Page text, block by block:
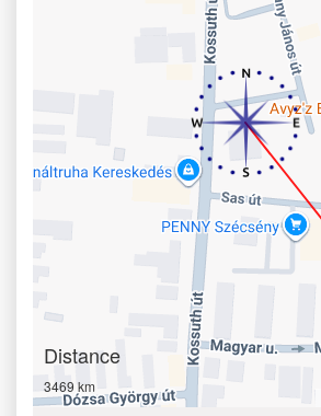
Distance
3469 km